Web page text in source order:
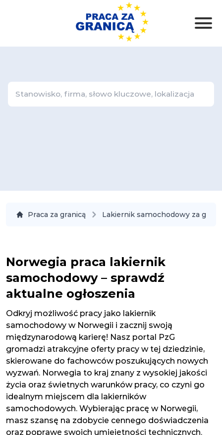
Praca za granicą Lakiernik samochodowy za
Norwegia praca lakiernik
samochodowy – sprawdź
aktualne ogłoszenia
Odkryj możliwość pracy jako lakiernik
samochodowy w Norwegii i zacznij swoją
międzynarodową karierę! Nasz portal PzG
gromadzi atrakcyjne oferty pracy w tej dziedzinie,
skierowane do fachowców poszukujących nowych
wyzwań. Norwegia to kraj znany z wysokiej jakości
życia oraz świetnych warunków pracy, co czyni go
idealnym miejscem dla lakierników
samochodowych. Wybierając pracę w Norwegii,
masz szansę na zdobycie cennego doświadczenia
oraz poprawę swoich umiejętności technicznych.